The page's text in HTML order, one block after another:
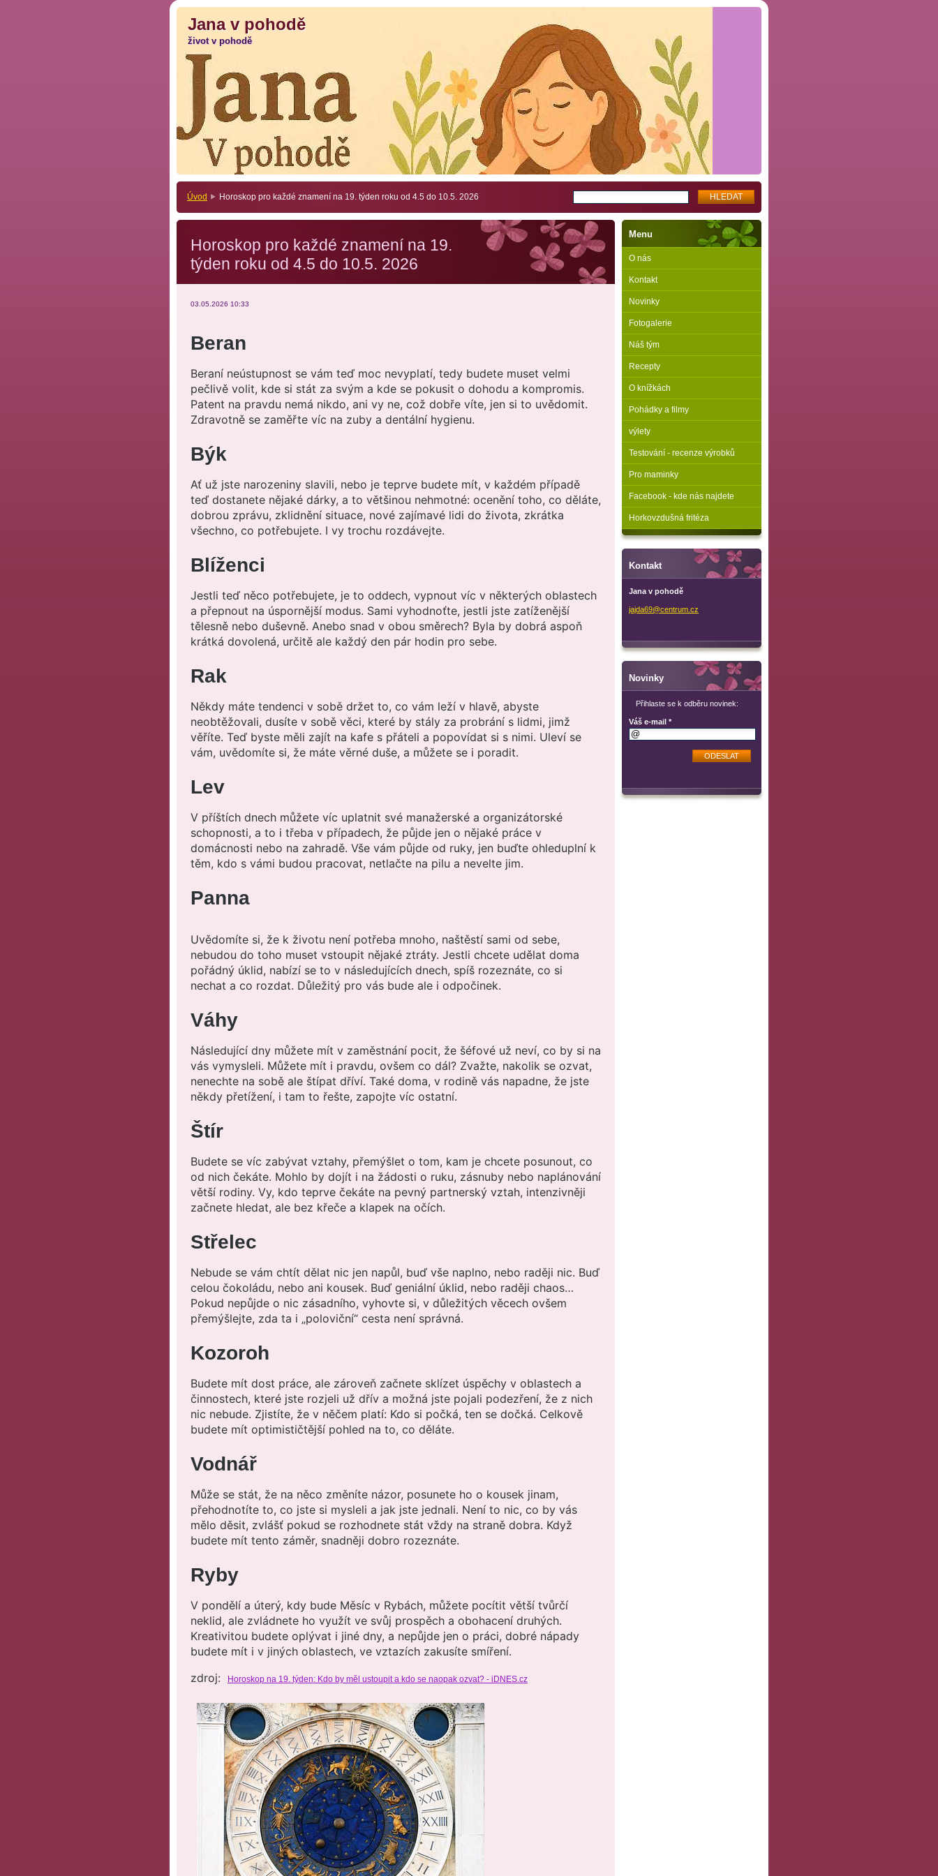
Jana v pohodě
Jana v pohodě
život v pohodě
život v pohodě
Úvod Horoskop pro každé znamení na 19. týden roku od 4.5 do 10.5. 2026
Horoskop pro každé znamení na 19.
týden roku od 4.5 do 10.5. 2026
03.05.2026 10:33
Beran
Beraní neústupnost se vám teď moc nevyplatí, tedy budete muset velmi
pečlivě volit, kde si stát za svým a kde se pokusit o dohodu a kompromis.
Patent na pravdu nemá nikdo, ani vy ne, což dobře víte, jen si to uvědomit.
Zdravotně se zaměřte víc na zuby a dentální hygienu.
Býk
Ať už jste narozeniny slavili, nebo je teprve budete mít, v každém případě
teď dostanete nějaké dárky, a to většinou nehmotné: ocenění toho, co děláte,
dobrou zprávu, zklidnění situace, nové zajímavé lidi do života, zkrátka
všechno, co potřebujete. I vy trochu rozdávejte.
Blíženci
Jestli teď něco potřebujete, je to oddech, vypnout víc v některých oblastech
a přepnout na úspornější modus. Sami vyhodnoťte, jestli jste zatíženější
tělesně nebo duševně. Anebo snad v obou směrech? Byla by dobrá aspoň
krátká dovolená, určitě ale každý den pár hodin pro sebe.
Rak
Někdy máte tendenci v sobě držet to, co vám leží v hlavě, abyste
neobtěžovali, dusíte v sobě věci, které by stály za probrání s lidmi, jimž
věříte. Teď byste měli zajít na kafe s přáteli a popovídat si s nimi. Uleví se
vám, uvědomíte si, že máte věrné duše, a můžete se i poradit.
Lev
V příštích dnech můžete víc uplatnit své manažerské a organizátorské
schopnosti, a to i třeba v případech, že půjde jen o nějaké práce v
domácnosti nebo na zahradě. Vše vám půjde od ruky, jen buďte ohleduplní k
těm, kdo s vámi budou pracovat, netlačte na pilu a nevelte jim.
Panna
Uvědomíte si, že k životu není potřeba mnoho, naštěstí sami od sebe,
nebudou do toho muset vstoupit nějaké ztráty. Jestli chcete udělat doma
pořádný úklid, nabízí se to v následujících dnech, spíš rozeznáte, co si
nechat a co rozdat. Důležitý pro vás bude ale i odpočinek.
Váhy
Následující dny můžete mít v zaměstnání pocit, že šéfové už neví, co by si na
vás vymysleli. Můžete mít i pravdu, ovšem co dál? Zvažte, nakolik se ozvat,
nenechte na sobě ale štípat dříví. Také doma, v rodině vás napadne, že jste
někdy přetížení, i tam to řešte, zapojte víc ostatní.
Štír
Budete se víc zabývat vztahy, přemýšlet o tom, kam je chcete posunout, co
od nich čekáte. Mohlo by dojít i na žádosti o ruku, zásnuby nebo naplánování
větší rodiny. Vy, kdo teprve čekáte na pevný partnerský vztah, intenzivněji
začnete hledat, ale bez křeče a klapek na očích.
Střelec
Nebude se vám chtít dělat nic jen napůl, buď vše naplno, nebo raději nic. Buď
celou čokoládu, nebo ani kousek. Buď geniální úklid, nebo raději chaos…
Pokud nepůjde o nic zásadního, vyhovte si, v důležitých věcech ovšem
přemýšlejte, zda ta i „poloviční“ cesta není správná.
Kozoroh
Budete mít dost práce, ale zároveň začnete sklízet úspěchy v oblastech a
činnostech, které jste rozjeli už dřív a možná jste pojali podezření, že z nich
nic nebude. Zjistíte, že v něčem platí: Kdo si počká, ten se dočká. Celkově
budete mít optimističtější pohled na to, co děláte.
Vodnář
Může se stát, že na něco změníte názor, posunete ho o kousek jinam,
přehodnotíte to, co jste si mysleli a jak jste jednali. Není to nic, co by vás
mělo děsit, zvlášť pokud se rozhodnete stát vždy na straně dobra. Když
budete mít tento záměr, snadněji dobro rozeznáte.
Ryby
V pondělí a úterý, kdy bude Měsíc v Rybách, můžete pocítit větší tvůrčí
neklid, ale zvládnete ho využít ve svůj prospěch a obohacení druhých.
Kreativitou budete oplývat i jiné dny, a nepůjde jen o práci, dobré nápady
budete mít i v jiných oblastech, ve vztazích zakusíte smíření.
zdroj:
Horoskop na 19. týden: Kdo by měl ustoupit a kdo se naopak ozvat? - iDNES.cz
Menu
O nás
Kontakt
Novinky
Fotogalerie
Náš tým
Recepty
O knížkách
Pohádky a filmy
výlety
Testování - recenze výrobků
Pro maminky
Facebook - kde nás najdete
Horkovzdušná fritéza
Kontakt
Jana v pohodě
jajda69@centrum. cz
Novinky
Přihlaste se k odběru novinek:
Váš e-mail *